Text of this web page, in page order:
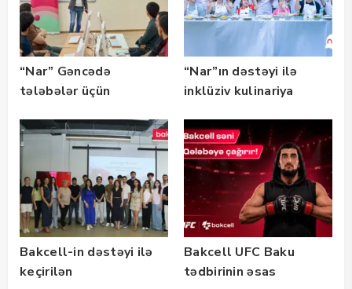
“Nar” Gəncədə
tələbələr üçün
təlimləri təşkil edib
“Nar”ın dəstəyi ilə
inklüziv kulinariya
keçirilib — Fotolar
Bakcell-in dəstəyi ilə
keçirilən
Bakcell UFC Baku
tədbirinin əsas